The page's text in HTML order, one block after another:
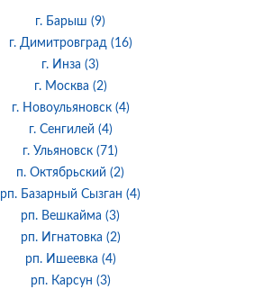
г. Барыш (9)
г. Димитровград (16)
г. Инза (3)
г. Москва (2)
г. Новоульяновск (4)
г. Сенгилей (4)
г. Ульяновск (71)
п. Октябрьский (2)
рп. Базарный Сызган (4)
рп. Вешкайма (3)
рп. Игнатовка (2)
рп. Ишеевка (4)
рп. Карсун (3)